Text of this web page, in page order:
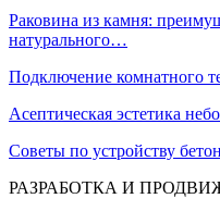
Раковина из камня:
натурального…
Подключение комнатного
Асептическая эстетика
Советы по устройству
РАЗРАБОТКА И